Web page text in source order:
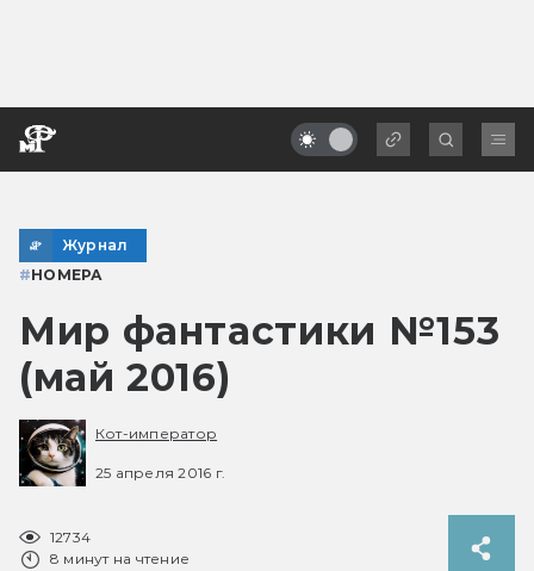
Журнал
#НОМЕРА
Мир фантастики №153
(май 2016)
Кот-император
25 апреля 2016 г.
12734
8 минут на чтение